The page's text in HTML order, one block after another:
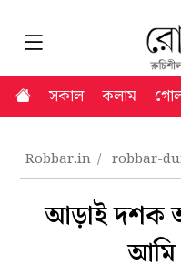
সকাল কলাম
Robbar.in robbar-
আড়াই দশক
আমি